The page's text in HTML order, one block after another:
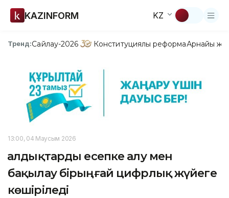
KAZINFORM KZ
Тренд:Сайлау-2026 Конституциялық реформаАрнайы
13:00, 04 Маусым 2026
Қалдықтарды есепке алу мен
бақылау бірыңғай цифрлық жүйеге
көшіріледі